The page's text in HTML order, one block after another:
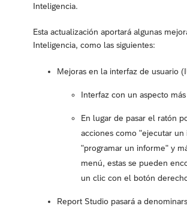
Inteligencia.
Esta actualización aportará algunas
Inteligencia, como las siguientes:
Mejoras en la interfaz de usuario
Interfaz con un aspecto
En lugar de pasar el ratón
acciones como "ejecutar un
"programar un informe" y
menú, estas se pueden
un clic con el botón
Report Studio pasará a